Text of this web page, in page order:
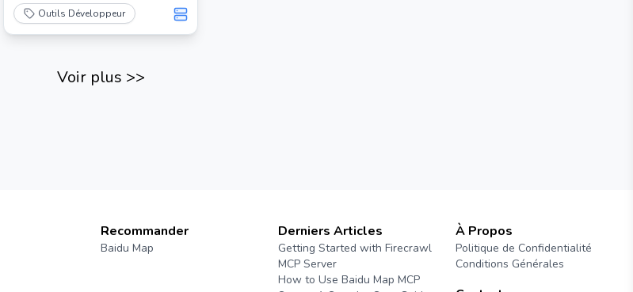
Outils Développeur
Voir plus >>
Recommander
Baidu Map
Derniers Articles
Getting Started with Firecrawl
MCP Server
How to Use Baidu Map MCP
À Propos
Politique de Confidentialité
Conditions Générales